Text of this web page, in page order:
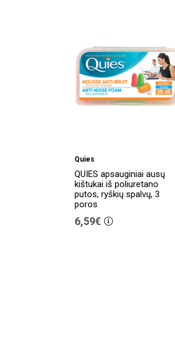
Quies
QUIES apsauginiai ausų
kištukai iš poliuretano
putos, ryškių spalvų, 3
poros
6,59€